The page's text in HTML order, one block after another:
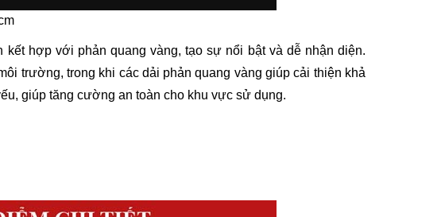
hợp với phản quang vàng, tạo sự nổi bật và dễ nhận diện.
trường, trong khi các dải phản quang vàng giúp cải thiện khả
giúp tăng cường an toàn cho khu vực sử dụng.